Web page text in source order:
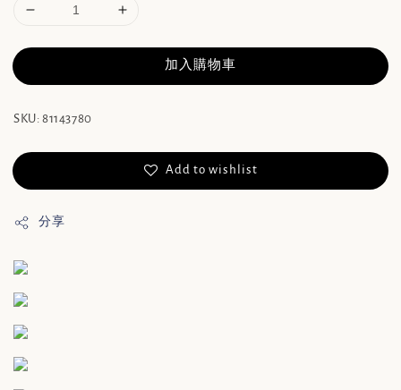
加入購物車
SKU: 81143780
Add to wishlist
分享